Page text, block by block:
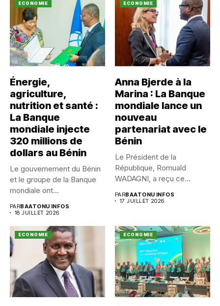
ECONOMIE
Énergie,
agriculture,
nutrition et santé :
La Banque
mondiale injecte
320 millions de
dollars au Bénin
Le gouvernement du Bénin
et le groupe de la Banque
mondiale ont...
PARBAATONU INFOS
18 JUILLET 2026
ECONOMIE
Anna Bjerde à la
Marina : La Banque
mondiale lance un
nouveau
partenariat avec le
Bénin
Le Président de la
République, Romuald
WADAGNI, a reçu ce
PARBAATONU INFOS
17 JUILLET 2026
ECONOMIE ECONOMIE